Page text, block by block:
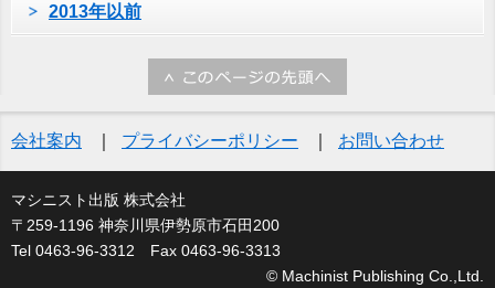
2013年以前
会社案内 プライバシーポリシー お問い合わせ
マシニスト出版 株式会社
〒259-1196 神奈川県伊勢原市石田200
Tel 0463-96-3312 Fax 0463-96-3313
© Machinist Publishing Co.,Ltd.